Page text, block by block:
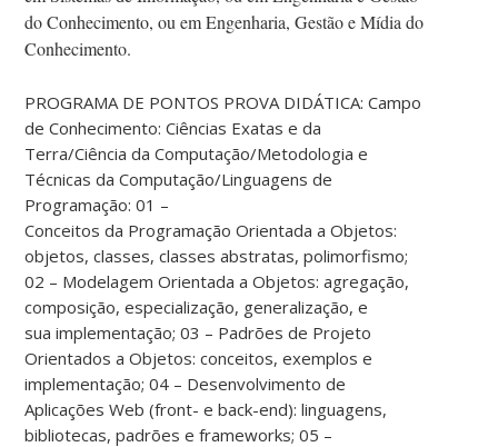
do Conhecimento, ou em Engenharia, Gestão e Mídia do
Conhecimento.
PROGRAMA DE PONTOS PROVA DIDÁTICA: Campo
de Conhecimento: Ciências Exatas e da
Terra/Ciência da Computação/Metodologia e
Técnicas da Computação/Linguagens de
Programação: 01 –
Conceitos da Programação Orientada a Objetos:
objetos, classes, classes abstratas, polimorfismo;
02 – Modelagem Orientada a Objetos: agregação,
composição, especialização, generalização, e
sua implementação; 03 – Padrões de Projeto
Orientados a Objetos: conceitos, exemplos e
implementação; 04 – Desenvolvimento de
Aplicações Web (front- e back-end): linguagens,
bibliotecas, padrões e frameworks; 05 –